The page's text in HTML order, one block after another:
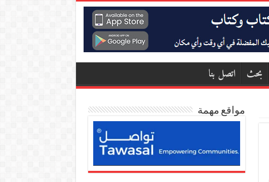
بحث اتصل بنا
مواقع مهمة